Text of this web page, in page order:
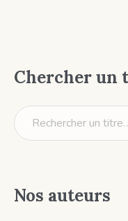
Chercher un
Nos auteurs